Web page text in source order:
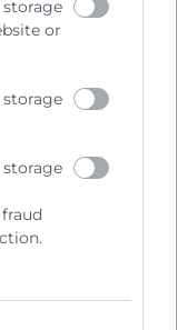
or
y la navegación.
encomendar y